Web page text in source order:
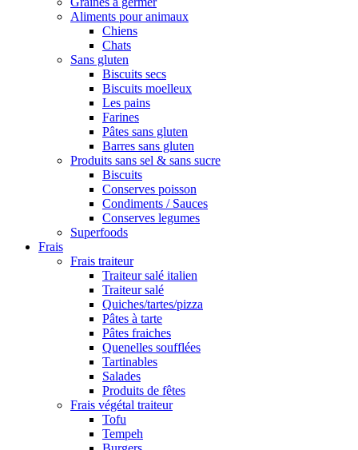
Aliments pour animaux
Chiens
Chats
Sans gluten
Biscuits secs
Biscuits moelleux
Les pains
Farines
Pâtes sans gluten
Barres sans gluten
Produits sans sel & sans sucre
Biscuits
Conserves poisson
Condiments / Sauces
Conserves legumes
Superfoods
Frais
Frais traiteur
Traiteur salé italien
Traiteur salé
Quiches/tartes/pizza
Pâtes à tarte
Pâtes fraiches
Quenelles soufflées
Tartinables
Salades
Produits de fêtes
Frais végétal traiteur
Tofu
Tempeh